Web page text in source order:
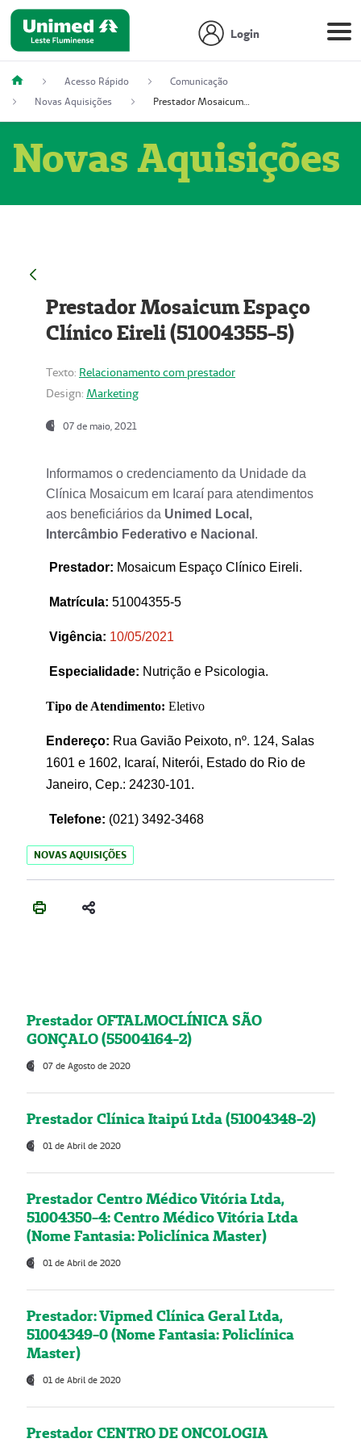
Login
Acesso Rápido
Comunicação
Novas Aquisições
Prestador Mosaicum Espaço Clínico Eireli (51004355-5)
Novas Aquisições
Prestador Mosaicum Espaço
Clínico Eireli (51004355-5)
Texto: Relacionamento com prestador
Design: Marketing
07 de maio, 2021
Informamos o credenciamento da Unidade da
Clínica Mosaicum em Icaraí para atendimentos
aos beneficiários da Unimed Local,
Intercâmbio Federativo e Nacional .
Prestador: Mosaicum Espaço Clínico Eireli.
Matrícula: 51004355-5
Vigência: 10/05/2021
Especialidade: Nutrição e Psicologia.
Tipo de Atendimento: Eletivo
Endereço: Rua Gavião Peixoto, nº. 124, Salas
1601 e 1602, Icaraí, Niterói, Estado do Rio de
Janeiro, Cep.: 24230-101.
Telefone: (021) 3492-3468
NOVAS AQUISIÇÕES
Prestador OFTALMOCLÍNICA SÃO
GONÇALO (55004164-2)
07 de Agosto de 2020
Prestador Clínica Itaipú Ltda (51004348-2)
01 de Abril de 2020
Prestador Centro Médico Vitória Ltda,
51004350-4: Centro Médico Vitória Ltda
(Nome Fantasia: Policlínica Master)
01 de Abril de 2020
Prestador: Vipmed Clínica Geral Ltda,
51004349-0 (Nome Fantasia: Policlínica
Master)
01 de Abril de 2020
Prestador CENTRO DE ONCOLOGIA